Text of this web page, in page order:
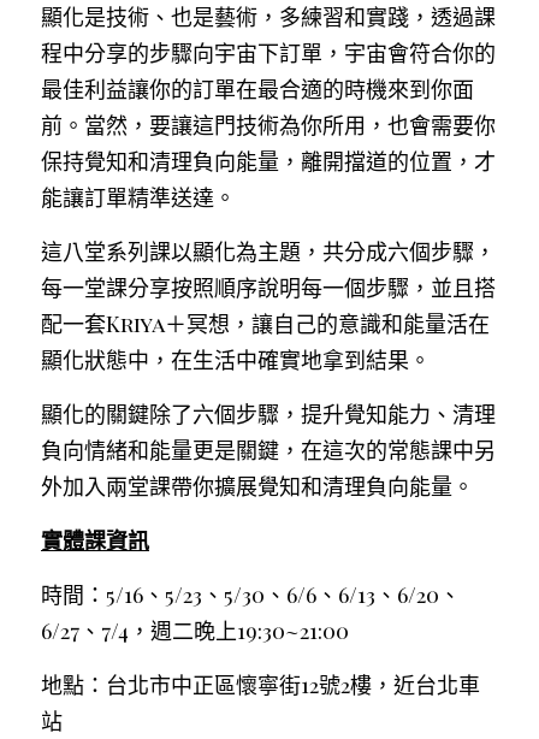
min@minskh.tw
CONTACT US
POWERED BY
顯化是技術、也是藝術，多練習和實踐，透過課
程中分享的步驟向宇宙下訂單，宇宙會符合你的
最佳利益讓你的訂單在最合適的時機來到你面
前。當然，要讓這門技術為你所用，也會需要你
保持覺知和清理負向能量，離開擋道的位置，才
能讓訂單精準送達。
這八堂系列課以顯化為主題，共分成六個步驟，
每一堂課分享按照順序說明每一個步驟，並且搭
配一套Kriya＋冥想，讓自己的意識和能量活在
顯化狀態中，在生活中確實地拿到結果。
顯化的關鍵除了六個步驟，提升覺知能力、清理
負向情緒和能量更是關鍵，在這次的常態課中另
外加入兩堂課帶你擴展覺知和清理負向能量。
實體課資訊
時間：5/16、5/23、5/30、6/6、6/13、6/20、
6/27、7/4，週二晚上19:30~21:00
地點：台北市中正區懷寧街12號2樓，近台北車
站